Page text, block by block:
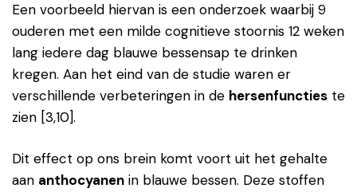
Een voorbeeld hiervan is een onderzoek waarbij 9
ouderen met een milde cognitieve stoornis 12 weken
lang iedere dag blauwe bessensap te drinken
kregen. Aan het eind van de studie waren er
verschillende verbeteringen in de hersenfuncties te
zien [3,10].
Dit effect op ons brein komt voort uit het gehalte
aan anthocyanen in blauwe bessen. Deze stoffen